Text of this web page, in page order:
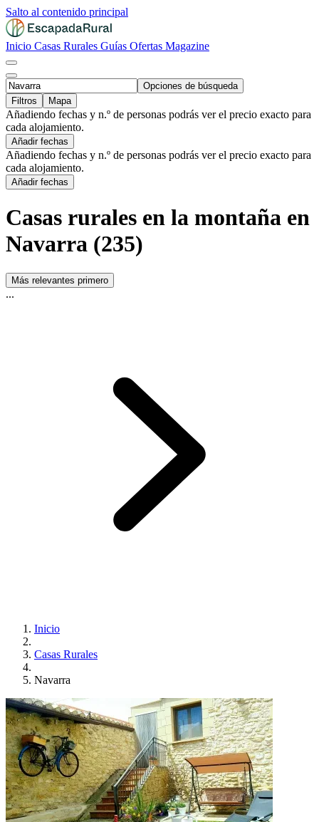
Salto al contenido principal
Inicio Casas Rurales Guías Ofertas Magazine
Opciones de búsqueda
Filtros
Mapa
Añadiendo fechas y n.º de personas podrás ver el precio exacto para
cada alojamiento.
Añadir fechas
Añadiendo fechas y n.º de personas podrás ver el precio exacto para
cada alojamiento.
Añadir fechas
Casas rurales en la montaña en
Navarra (235)
Más relevantes primero
...
Inicio
Casas Rurales
Navarra